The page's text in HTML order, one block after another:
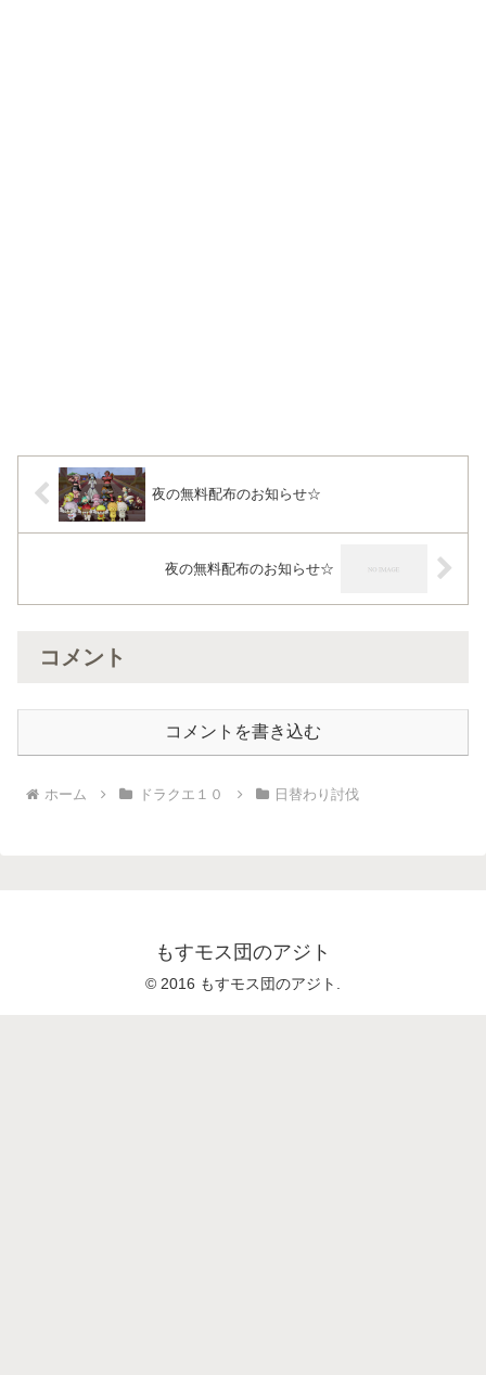
夜の無料配布のお知らせ☆
夜の無料配布のお知らせ☆
コメント
コメントを書き込む
ホーム ドラクエ１０ 日替わり討伐
もすモス団のアジト
© 2016 もすモス団のアジト.